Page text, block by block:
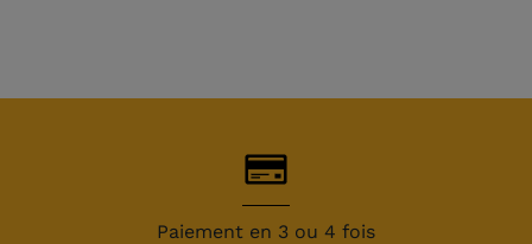
Paiement en 3 ou 4 fois